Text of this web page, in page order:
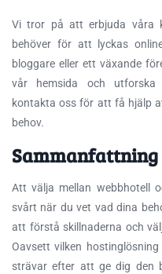
Vi tror på att erbjuda våra
behöver för att lyckas
bloggare eller ett växande
vår hemsida och utforska
kontakta oss för att få hjälp
behov.
Sammanfattning
Att välja mellan webbhotell
svårt när du vet vad dina
att förstå skillnaderna och
Oavsett vilken
strävar efter att ge dig den